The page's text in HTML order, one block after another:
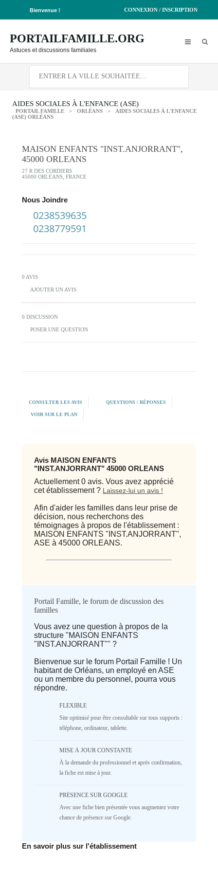
Bienvenue ! CONNEXION / INSCRIPTION
PORTAILFAMILLE.ORG
Astuces et discussions familiales
AIDES SOCIALES À L'ENFANCE (ASE)
PORTAIL FAMILLE > ORLÉANS >
AIDES SOCIALES À L'ENFANCE
(ASE) ORLÉANS
MAISON ENFANTS "INST.ANJORRANT",
45000 ORLEANS
27 R DES CORDIERS
45000 ORLEANS, FRANCE
Nous Joindre
0238539635
0238779591
0 AVIS
AJOUTER UN AVIS
0 DISCUSSION
POSER UNE QUESTION
CONSULTER LES AVIS QUESTIONS / RÉPONSES
VOIR SUR LE PLAN
Avis MAISON ENFANTS
"INST.ANJORRANT" 45000 ORLEANS
Actuellement 0 avis. Vous avez apprécié
cet établissement ? Laissez-lui un avis !
Afin d'aider les familles dans leur prise de
décision, nous recherchons des
témoignages à propos de l'établissement :
MAISON ENFANTS "INST.ANJORRANT",
ASE à 45000 ORLEANS.
Avis
⭐ Qualité
Deprecated: implode(): Passing null to
parameter #1 ($separator) of type
array|string is deprecated in
/home/lepetitbz/portailfamille.org/lib/Cake/View/
5
1
NR
parameter #1 ($separator) of type
array|string is deprecated in
1687
1
NR
Deprecated: implode(): Passing null to
Portail Famille, le forum de discussion des
familles
Vous avez une question à propos de la
structure "MAISON ENFANTS
"INST.ANJORRANT"" ?
Bienvenue sur le forum Portail Famille ! Un
habitant de Orléans, un employé en ASE
ou un membre du personnel, pourra vous
répondre.
FLEXIBLE
Site optimisé pour être consultable sur tous supports :
téléphone, ordinateur, tablette.
MISE À JOUR CONSTANTE
À la demande du professionnel et après confirmation,
la fiche est mise à jour.
PRÉSENCE SUR GOOGLE
Avec une fiche bien présentée vous augmentez votre
chance de présence sur Google.
En savoir plus sur l'établissement